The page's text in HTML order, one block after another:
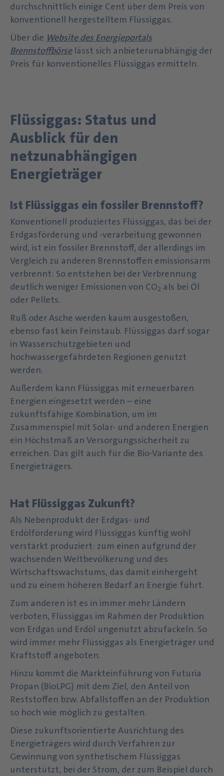
durchschnittlich einige Cent über dem Preis von
konventionell hergestelltem Flüssiggas.
Über die Website des Energieportals
Brennstoffbörse lässt sich anbieterunabhängig der
Preis für konventionelles Flüssiggas ermitteln.
Flüssiggas: Status und
Ausblick für den
netzunabhängigen
Energieträger
Ist Flüssiggas ein fossiler Brennstoff?
Konventionell produziertes Flüssiggas, das bei der
Erdgasförderung und -verarbeitung gewonnen
wird, ist ein fossiler Brennstoff, der allerdings im
Vergleich zu anderen Brennstoffen emissionsarm
verbrennt: So entstehen bei der Verbrennung
deutlich weniger Emissionen von CO2 als bei Öl
oder Pellets.
Ruß oder Asche werden kaum ausgestoßen,
ebenso fast kein Feinstaub. Flüssiggas darf sogar
in Wasserschutzgebieten und
hochwassergefährdeten Regionen genutzt
werden.
Außerdem kann Flüssiggas mit erneuerbaren
Energien eingesetzt werden – eine
zukunftsfähige Kombination, um im
Zusammenspiel mit Solar- und anderen Energien
ein Höchstmaß an Versorgungssicherheit zu
erreichen. Das gilt auch für die Bio-Variante des
Energieträgers.
Hat Flüssiggas Zukunft?
Als Nebenprodukt der Erdgas- und
Erdölförderung wird Flüssiggas künftig wohl
verstärkt produziert: zum einen aufgrund der
wachsenden Weltbevölkerung und des
Wirtschaftswachstums, das damit einhergeht
und zu einem höheren Bedarf an Energie führt.
Zum anderen ist es in immer mehr Ländern
verboten, Flüssiggas im Rahmen der Produktion
von Erdgas und Erdöl ungenutzt abzufackeln. So
wird immer mehr Flüssiggas als Energieträger und
Kraftstoff angeboten.
Hinzu kommt die Markteinführung von Futuria
Propan (BioLPG) mit dem Ziel, den Anteil von
Reststoffen bzw. Abfallstoffen an der Produktion
so hoch wie möglich zu gestalten.
Diese zukunftsorientierte Ausrichtung des
Energieträgers wird durch Verfahren zur
Gewinnung von synthetischem Flüssiggas
unterstützt, bei der Strom, der zum Beispiel durch